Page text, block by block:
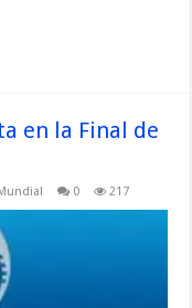
en la Final de
0 217